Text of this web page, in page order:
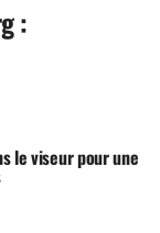
:
le viseur pour une